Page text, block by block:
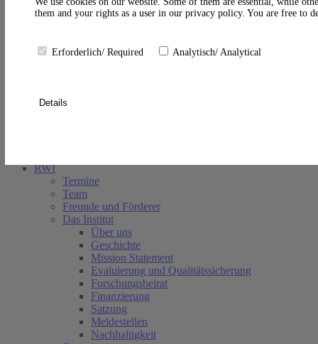
Suche schließen
RWI
Termine
Team
Freunde und Förderer
Das Institut
Über uns
Geschichte
Mission Statement
Evaluierung und Qualitätssicherung
Forschungsbeirat
Finanzierung
Satzung
Meldestellen
Nachhaltigkeit
them and your rights as a user in our privacy policy. You are free to
Erforderlich/ Required Analytisch/ Analytical
Details